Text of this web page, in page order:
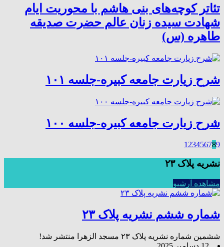
تئاتر کوچه‌های بنی هاشم با محوریت ایام
شهادت سیده زنان عالم حضرت صدیقه
طاهره (س)
شرح زیارت جامعه کبیره-جلسه ۱۰۱
شرح زیارت جامعه کبیره-جلسه ۱۰۰
1 23456789
نشریه پلاک ۲۳
مشاهده آرشیو
شماره ششم نشریه پلاک ۲۳
ششمین شماره نشریه پلاک ۲۳ مسجد الزهرا منتشر شد!